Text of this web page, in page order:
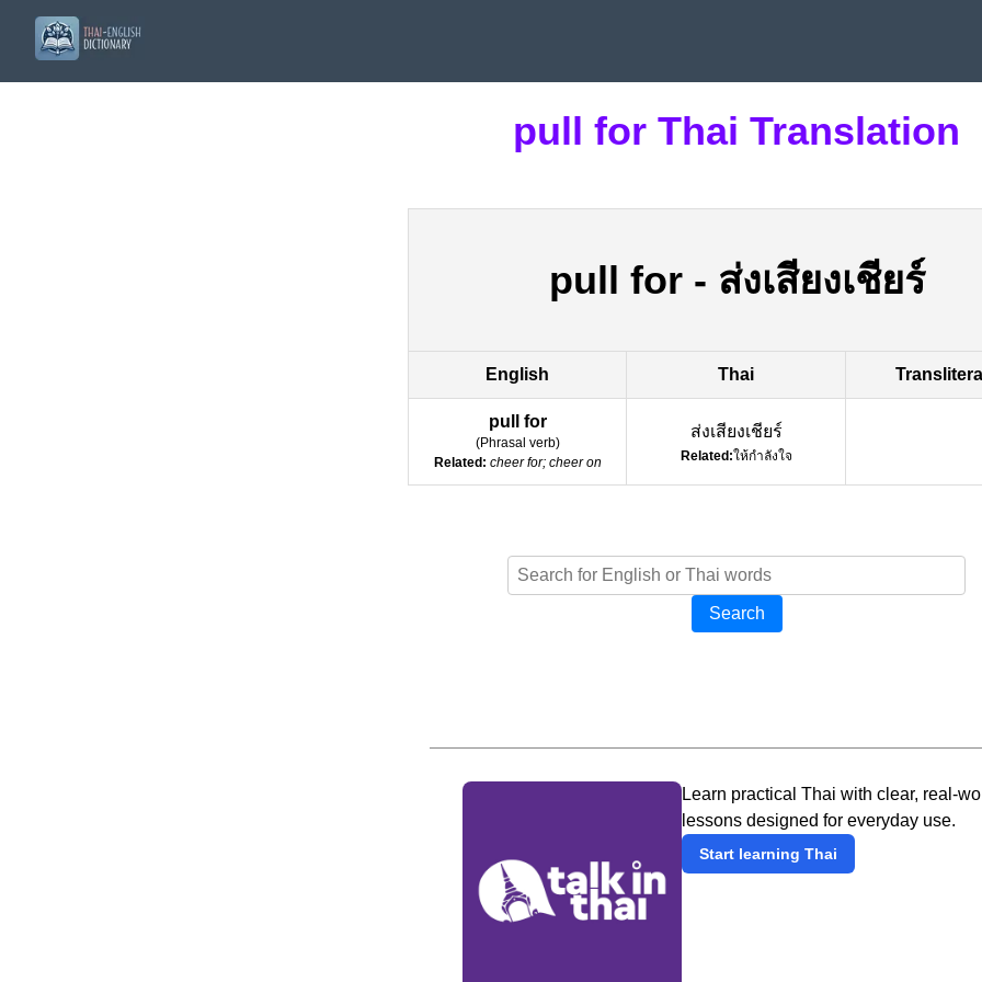
pull for Thai Translation
pull for- ส่งเสียงเชียร์
English Thai
pull for
(Phrasal verb)
Related: cheer for; cheer on
ส่งเสียงเชียร์
Related:ให้กำลังใจ
Search
Learn practical Thai with clear, real-
lessons designed for everyday use.
Start learning Thai